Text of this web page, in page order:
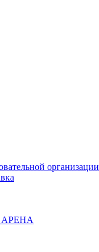
организации